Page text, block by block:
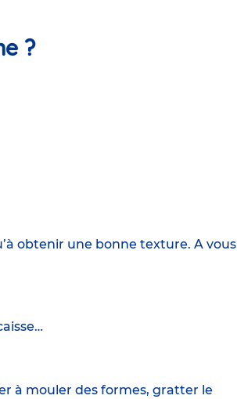
?
obtenir une bonne texture. A vous
à mouler des formes, gratter le